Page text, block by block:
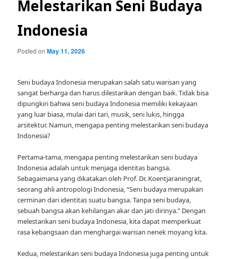
Melestarikan Seni Budaya
Indonesia
Posted onMay 11, 2026
Seni budaya Indonesia merupakan salah satu warisan yang
sangat berharga dan harus dilestarikan dengan baik. Tidak bisa
dipungkiri bahwa seni budaya Indonesia memiliki kekayaan
yang luar biasa, mulai dari tari, musik, seni lukis, hingga
arsitektur. Namun, mengapa penting melestarikan seni budaya
Indonesia?
Pertama-tama, mengapa penting melestarikan seni budaya
Indonesia adalah untuk menjaga identitas bangsa.
Sebagaimana yang dikatakan oleh Prof. Dr. Koentjaraningrat,
seorang ahli antropologi Indonesia, “Seni budaya merupakan
cerminan dari identitas suatu bangsa. Tanpa seni budaya,
sebuah bangsa akan kehilangan akar dan jati dirinya.” Dengan
melestarikan seni budaya Indonesia, kita dapat memperkuat
rasa kebangsaan dan menghargai warisan nenek moyang kita.
Kedua, melestarikan seni budaya Indonesia juga penting untuk